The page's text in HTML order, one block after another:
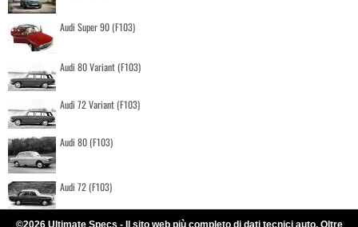
Audi Super 90 (F103)
Audi 80 Variant (F103)
Audi 72 Variant (F103)
Audi 80 (F103)
Audi 72 (F103)
©2026 Ultimate Specs - Il sito web più completo di dati tecnici auto. Oltre